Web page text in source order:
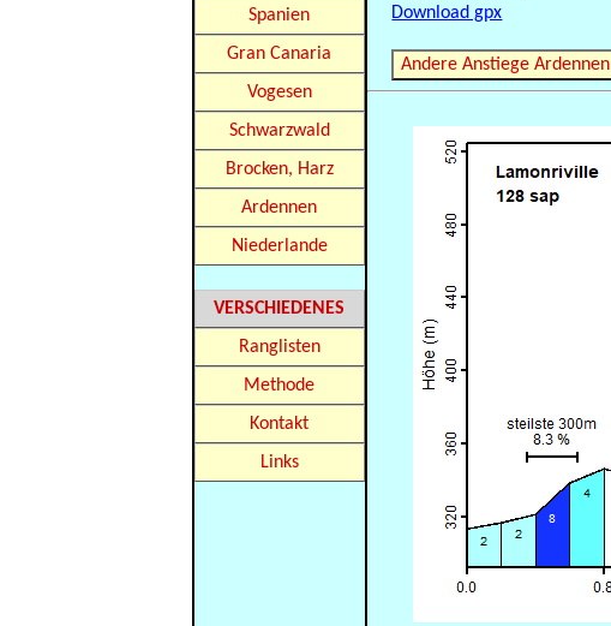
Spanien
Gran Canaria
Vogesen
Schwarzwald
Brocken, Harz
Ardennen
Niederlande
VERSCHIEDENES
Ranglisten
Methode
Kontakt
Links
Download gpx
Andere Anstiege Ardennen